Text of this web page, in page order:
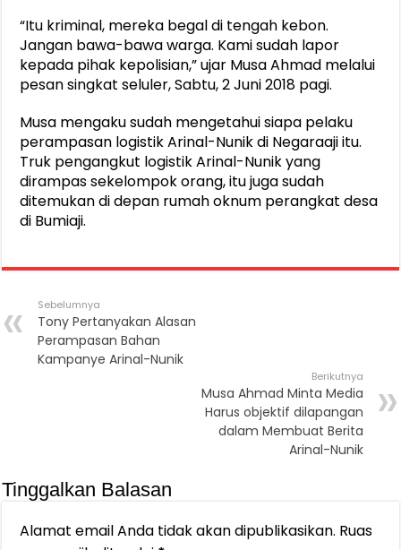
“Itu kriminal, mereka begal di tengah kebon.
Jangan bawa-bawa warga. Kami sudah lapor
kepada pihak kepolisian,” ujar Musa Ahmad melalui
pesan singkat seluler, Sabtu, 2 Juni 2018 pagi.
Musa mengaku sudah mengetahui siapa pelaku
perampasan logistik Arinal-Nunik di Negaraaji itu.
Truk pengangkut logistik Arinal-Nunik yang
dirampas sekelompok orang, itu juga sudah
ditemukan di depan rumah oknum perangkat desa
di Bumiaji.
Sebelumnya
Tony Pertanyakan Alasan
Perampasan Bahan
Kampanye Arinal-Nunik
Berikutnya
Musa Ahmad Minta Media
Harus objektif dilapangan
dalam Membuat Berita
Arinal-Nunik
Tinggalkan Balasan
Alamat email Anda tidak akan dipublikasikan. Ruas